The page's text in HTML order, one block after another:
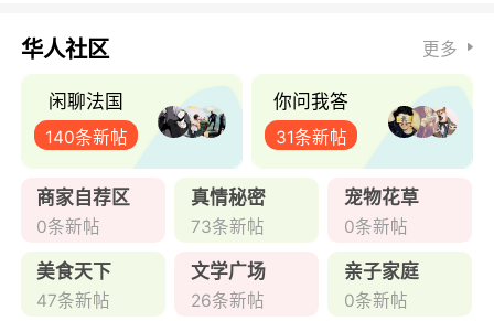
华人社区 更多
闲聊法国
140条新帖
你问我答
31条新帖
商家自荐区
0条新帖
真情秘密
73条新帖
宠物花草
0条新帖
美食天下
47条新帖
文学广场
26条新帖
亲子家庭
0条新帖